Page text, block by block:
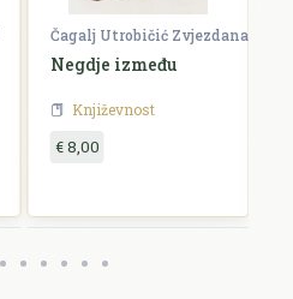
Čagalj Utrobičić Zvjezdana
Negdje između
Književnost
€ 8,00